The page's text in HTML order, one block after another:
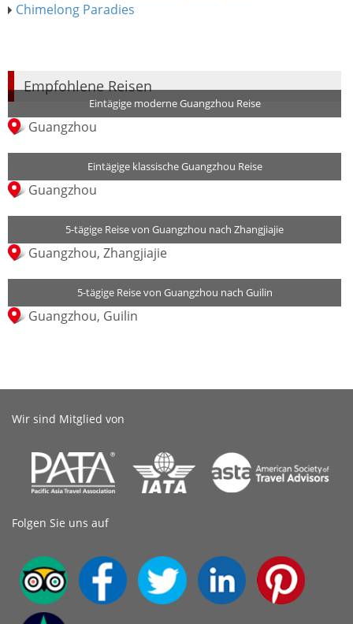
Chimelong Paradies
Empfohlene Reisen
Eintägige moderne Guangzhou Reise
Guangzhou
Eintägige klassische Guangzhou Reise
Guangzhou
5-tägige Reise von Guangzhou nach Zhangjiajie
Guangzhou, Zhangjiajie
5-tägige Reise von Guangzhou nach Guilin
Guangzhou, Guilin
Wir sind Mitglied von
Folgen Sie uns auf